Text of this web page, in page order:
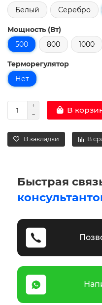
Белый
Серебро
Мощность (Вт)
500
800 1000
Терморегулятор
Нет
В
В закладки В
Быстрая